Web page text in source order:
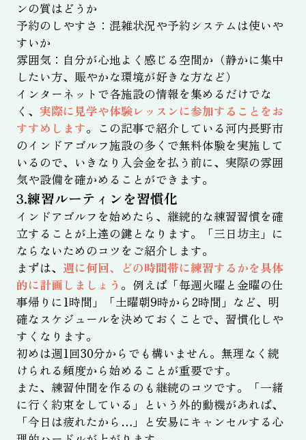
ンの質はどうか
予約のしやすさ：混雑状況や予約システムは使いや
すいか
雰囲気：自分が心地よく感じる空間か（静かに集中
したい方、賑やかな環境が好きな方など）
インターネットで各施設の情報を集めるだけでな
く、 実際に見学や体験レッスンに参加することをお
すすめします。この記事で紹介している河内長野市
のインドアゴルフ施設の多くで無料体験を実施して
いるので、いきなり入会金を払う前に、実際の雰囲
気や設備を確かめることができます。
3.練習ルーティンを習慣化
インドアゴルフを始めたら、継続的な練習習慣を確
立することが上達の鍵となります。「三日坊主」に
ならないためのコツをご紹介します。
まずは、 週に何回、どの時間帯に練習するかを具体
的に計画しましょう 。例えば「毎週火曜と金曜の仕
事帰りに1時間」「土曜朝9時から2時間」など、明
確なスケジュールを決めておくことで、習慣化しや
すくなります。
初めは週1回30分からでも構いません。無理なく続
けられる頻度から始めることが重要です。
また、練習仲間を作るのも継続のコツです。「一緒
に行く約束をしている」という外的動機があれば、
「今日は疲れたから…」と安易にキャンセルする心